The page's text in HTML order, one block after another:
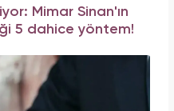
Mimar Sinan'ın
5 dahice yöntem!